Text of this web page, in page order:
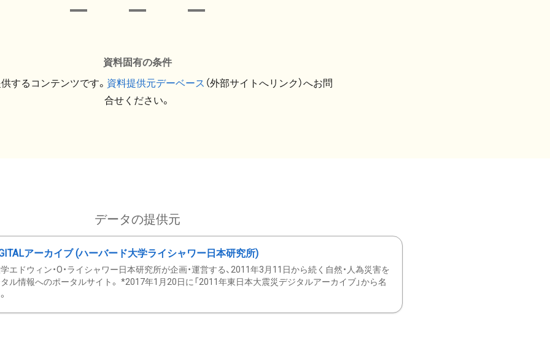
資料固有の条件
するコンテンツです。 資料提供元デーベース （外部サイトへリンク）へお問
合せください。
データの提供元
アーカイブ (ハーバード大学ライシャワー日本研究所)
エドウィン・O・ライシャワー日本研究所が企画・運営する、2011年3月11日から続く自然・人為災害を
ル情報へのポータルサイト。 *2017年1月20日に「2011年東日本大震災デジタルアーカイブ」から名